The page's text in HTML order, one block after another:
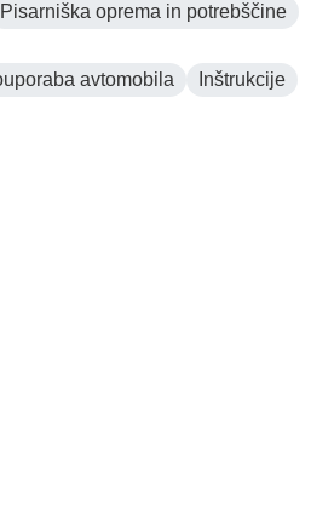
Pisarniška oprema in potrebščine
avtomobila
Inštrukcije